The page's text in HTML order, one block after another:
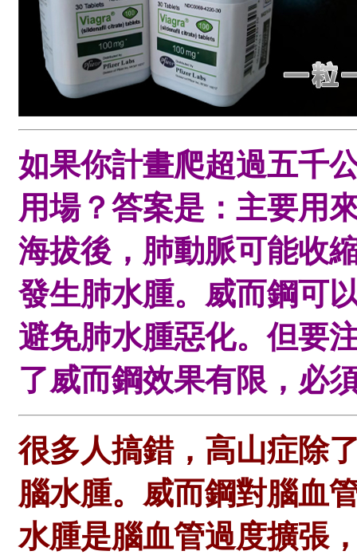
如果你計畫爬超過五千
用場？答案是：主要用
海拔後，肺動脈可能收
發生肺水腫。威而鋼可
避免肺水腫惡化。但要
了威而鋼效果有限，必
很多人搞錯，高山症除
腦水腫。威而鋼對腦血
水腫是腦血管過度擴張